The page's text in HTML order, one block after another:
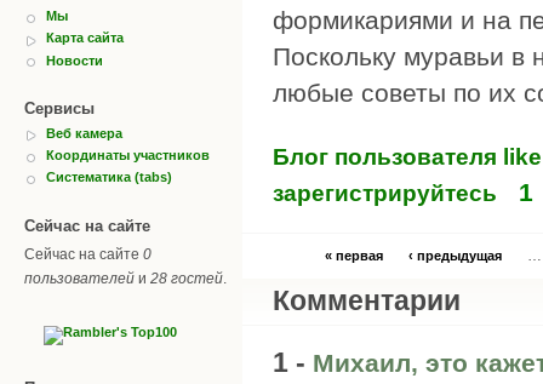
Мы
Карта сайта
Новости
Сервисы
Веб камера
Координаты участников
Систематика (tabs)
Сейчас на сайте
Сейчас на сайте 0
пользователей и 28 гостей
формикариями и на
Поскольку муравьи в
любые советы по их
Блог пользователя
зарегистрируйтесь
1
« первая ‹ предыдущая
Комментарии
1 - Михаил, это